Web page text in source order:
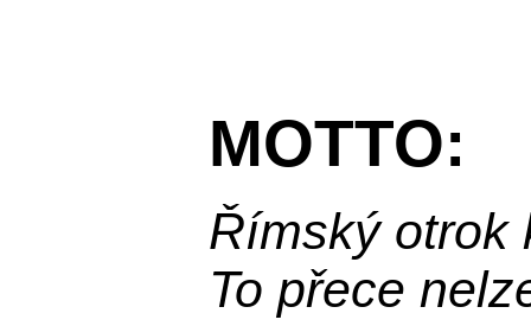
MOTTO:
Římský otrok
To přece